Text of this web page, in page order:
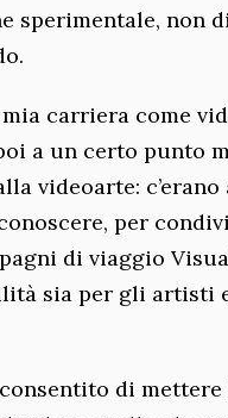
sperimentale, non
carriera come
a un certo punto
videoarte:
per
di viaggio
sia per gli artisti
di